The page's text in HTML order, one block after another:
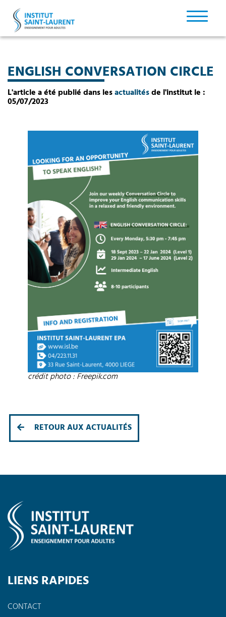
ENGLISH CONVERSATION CIRCLE
L'article a été publié dans lesactualitésde l'institut le :
05/07/2023
crédit photo : Freepik.com
RETOUR AUX ACTUALITÉS
LIENS RAPIDES
CONTACT